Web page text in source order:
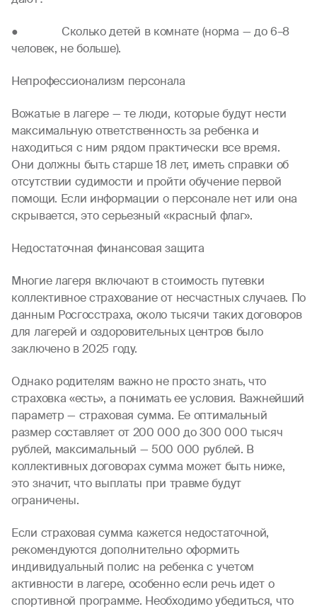
● Сколько детей в комнате (норма — до 6–8
человек, не больше).
Непрофессионализм персонала
Вожатые в лагере — те люди, которые будут нести
максимальную ответственность за ребенка и
находиться с ним рядом практически все время.
Они должны быть старше 18 лет, иметь справки об
отсутствии судимости и пройти обучение первой
помощи. Если информации о персонале нет или она
скрывается, это серьезный «красный флаг».
Недостаточная финансовая защита
Многие лагеря включают в стоимость путевки
коллективное страхование от несчастных случаев. По
данным Росгосстраха, около тысячи таких договоров
для лагерей и оздоровительных центров было
заключено в 2025 году.
Однако родителям важно не просто знать, что
страховка «есть», а понимать ее условия. Важнейший
параметр — страховая сумма. Ее оптимальный
размер составляет от 200 000 до 300 000 тысяч
рублей, максимальный — 500 000 рублей. В
коллективных договорах сумма может быть ниже,
это значит, что выплаты при травме будут
ограничены.
Если страховая сумма кажется недостаточной,
рекомендуются дополнительно оформить
индивидуальный полис на ребенка с учетом
активности в лагере, особенно если речь идет о
спортивной программе. Необходимо убедиться, что